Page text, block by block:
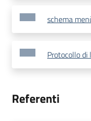
schema
Protocollo di
Referenti